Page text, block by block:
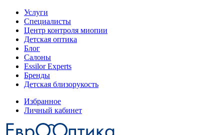
Услуги
Специалисты
Центр контроля миопии
Детская оптика
Блог
Салоны
Essilor Experts
Бренды
Детская близорукость
Избранное
Личный кабинет